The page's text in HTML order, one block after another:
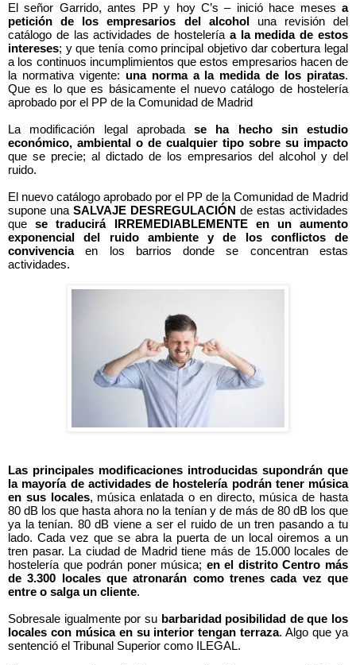
El señor Garrido, antes PP y hoy C’s – inició hace meses a
petición de los empresarios del alcoholuna revisión del
catálogo de las actividades de hostelería a la medida de estos
intereses; y que tenía como principal objetivo dar cobertura legal
a los continuos incumplimientos que estos empresarios hacen de
la normativa vigente: una norma a la medida de los piratas.
Que es lo que es básicamente el nuevo catálogo de hostelería
aprobado por el PP de la Comunidad de Madrid
La modificación legal aprobada se ha hecho sin estudio
económico, ambiental o de cualquier tipo sobre su impacto
que se precie; al dictado de los empresarios del alcohol y del
ruido.
El nuevo catálogo aprobado por el PP de la Comunidad de Madrid
supone una SALVAJE DESREGULACIÓN de estas actividades
quese traducirá IRREMEDIABLEMENTE en un aumento
exponencial del ruido ambiente y de los conflictos de
convivenciaen los barrios donde se concentran estas
actividades.
Las principales modificaciones introducidas supondrán que
la mayoría de actividades de hostelería podrán tener música
en sus locales, música enlatada o en directo, música de hasta
80 dB los que hasta ahora no la tenían y de más de 80 dB los que
ya la tenían. 80 dB viene a ser el ruido de un tren pasando a tu
lado. Cada vez que se abra la puerta de un local oiremos a un
tren pasar. La ciudad de Madrid tiene más de 15.000 locales de
hostelería que podrán poner música; en el distrito Centro más
de 3.300 locales que atronarán como trenes cada vez que
entre o salga un cliente.
Sobresale igualmente por su barbaridad posibilidad de que los
locales con música en su interior tengan terraza. Algo que ya
sentenció el Tribunal Superior como ILEGAL.